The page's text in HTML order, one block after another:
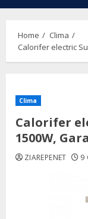
Menu
Home
Clima
Calorifer electric
Clima
Calorifer
1500W,
ZIAREPENET 9